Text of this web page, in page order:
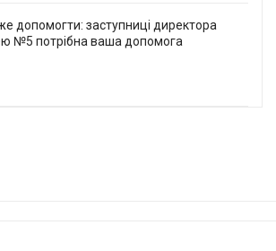
допомогти: заступниці директора
№5 потрібна ваша допомога